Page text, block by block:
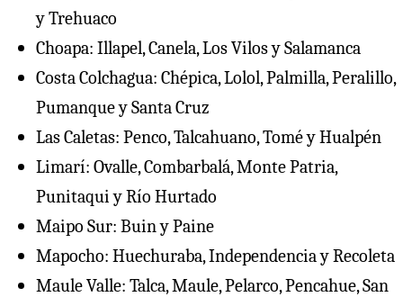
y Trehuaco
⁠Choapa: Illapel, Canela, Los Vilos y Salamanca
Costa Colchagua: Chépica, Lolol, Palmilla, Peralillo,
Pumanque y Santa Cruz
⁠Las Caletas: Penco, Talcahuano, Tomé y Hualpén
Limarí: Ovalle, Combarbalá, Monte Patria,
Punitaqui y Río Hurtado
Maipo Sur: Buin y Paine
Mapocho: Huechuraba, Independencia y Recoleta
Maule Valle: Talca, Maule, Pelarco, Pencahue, San